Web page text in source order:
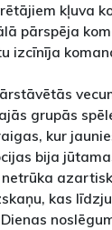
kļuva
pārspēja
izcīnīja
grupās
kur
bija
kas